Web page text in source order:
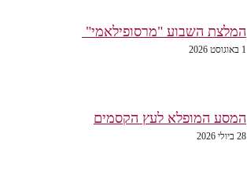
המלצת השבוע "מרסופילאמי"
1 באוגוסט 2026
המסע המופלא לעץ הקסמים
28 ביולי 2026